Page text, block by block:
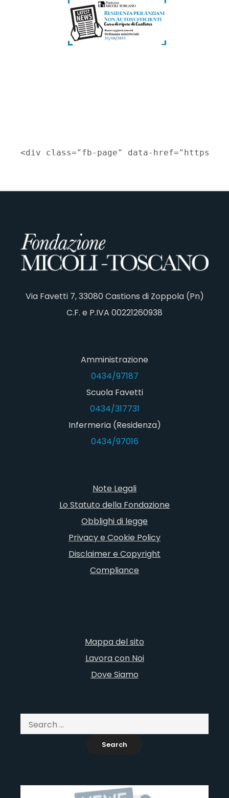
<div class="fb-page" data-href="https://
Via Favetti 7, 33080 Castions di Zoppola (Pn)
C.F. e P.IVA 00221260938
Amministrazione
0434/97187
Scuola Favetti
0434/317731
Infermeria (Residenza)
0434/97016
Note Legali
Lo Statuto della Fondazione
Obblighi di legge
Privacy e Cookie Policy
Disclaimer e Copyright
Compliance
Mappa del sito
Lavora con Noi
Dove Siamo